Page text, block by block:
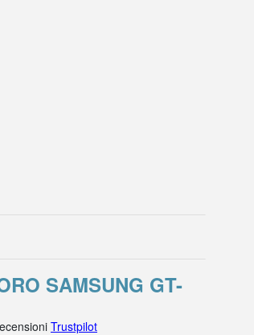
SAMSUNG GT-
Trustpilot